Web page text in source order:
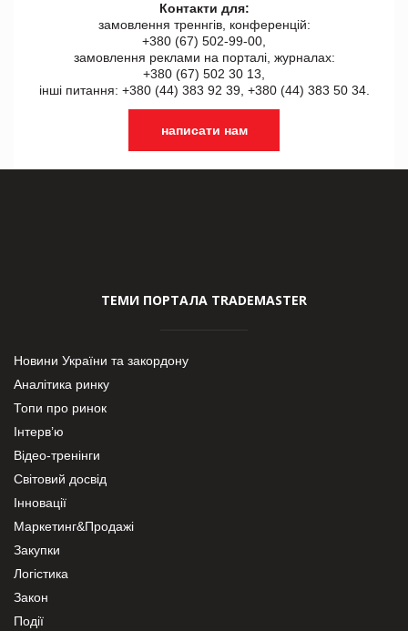
Контакти для:
замовлення треннгів, конференцій:
+380 (67) 502-99-00,
замовлення реклами на порталі, журналах:
+380 (67) 502 30 13,
інші питання: +380 (44) 383 92 39, +380 (44) 383 50 34.
написати нам
ТЕМИ ПОРТАЛА TRADEMASTER
Новини України та закордону
Аналітика ринку
Топи про ринок
Інтерв’ю
Відео-тренінги
Світовий досвід
Інновації
Маркетинг&Продажі
Закупки
Логістика
Закон
Події